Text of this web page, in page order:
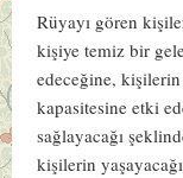
Rüyayı gören
kişiye temiz bir
edeceğine,
kapasitesine etki
sağlayacağı
kişilerin